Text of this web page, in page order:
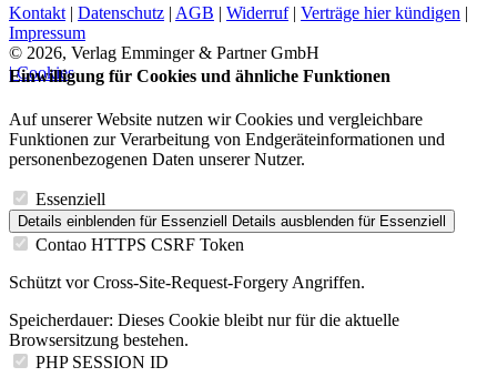
Kontakt | Datenschutz | AGB | Widerruf| Verträge hier kündigen |
Impressum
© 2026, Verlag Emminger & Partner GmbH
| Cookies
Einwilligung für Cookies und ähnliche Funktionen
Auf unserer Website nutzen wir Cookies und vergleichbare
Funktionen zur Verarbeitung von Endgeräteinformationen und
personenbezogenen Daten unserer Nutzer.
Essenziell
Details einblenden für Essenziell Details ausblenden für Essenziell
Contao HTTPS CSRF Token
Schützt vor Cross-Site-Request-Forgery Angriffen.
Speicherdauer: Dieses Cookie bleibt nur für die aktuelle
Browsersitzung bestehen.
PHP SESSION ID